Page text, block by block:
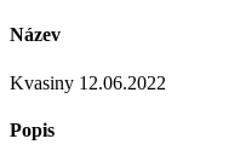
Název
Kvasiny 12.06.2022
Popis